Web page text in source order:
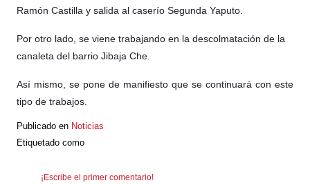
Ramón Castilla y salida al caserío Segunda Yaputo.
Por otro lado, se viene trabajando en la descolmatación de la
canaleta del barrio Jibaja Che.
Así mismo, se pone de manifiesto que se continuará con este
tipo de trabajos.
Publicado en Noticias
Etiquetado como
¡Escribe el primer comentario!